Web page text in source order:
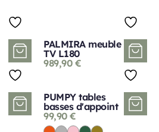
PALMIRA meuble
TV L180
989,90 €
PUMPY tables
basses d'appoint
99,90 €